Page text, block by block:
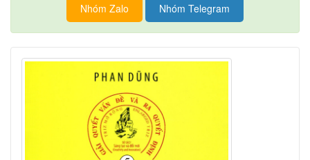
Nhóm Zalo Nhóm Telegram